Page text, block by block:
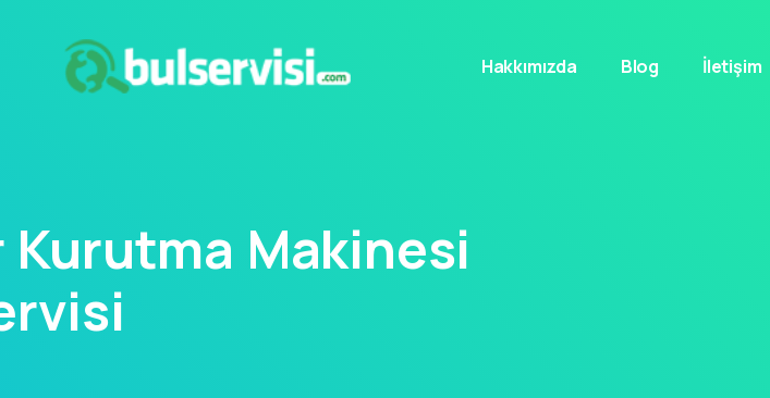
Hakkımızda Blog İletişim
Kurutma Makinesi